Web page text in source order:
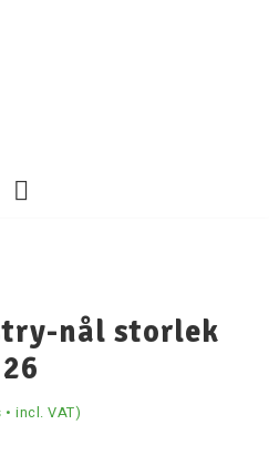
nål storlek
26
incl. VAT)